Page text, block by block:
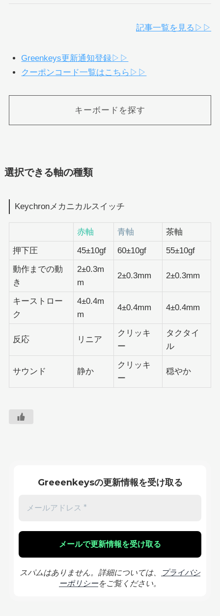
記事一覧を見る▷▷
Greenkeys更新通知登録▷▷
クーポンコード一覧はこちら▷▷
キーボードを探す
選択できる軸の種類
Keychronメカニカルスイッチ
赤軸 青軸
茶軸
押下圧
45±10gf 60±10gf
55±10gf
動作までの動
き
2±0.3m
m
2±0.3mm 2±0.3mm
キーストロー
ク
4±0.4m
m
4±0.4mm 4±0.4mm
反応 リニア
クリッキ
ー
タクタイ
ル
サウンド 静か
クリッキ
ー
穏やか
Greeenkeysの更新情報を受け取る
スパムはありません。詳細については、
プライバシ
ーポリシーをご覧ください。